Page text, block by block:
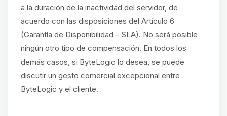
a la duración de la inactividad del servidor, de
acuerdo con las disposiciones del Artículo 6
(Garantía de Disponibilidad - SLA). No será posible
ningún otro tipo de compensación. En todos los
demás casos, si ByteLogic lo desea, se puede
discutir un gesto comercial excepcional entre
ByteLogic y el cliente.